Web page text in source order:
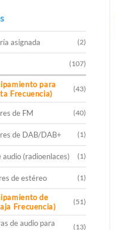
asignada (2)
(107)
para
Frecuencia)
(43)
de FM (40)
de DAB/DAB+ (1)
audio (radioenlaces) (1)
de estéreo (1)
de
Frecuencia)
(51)
de audio para
(13)